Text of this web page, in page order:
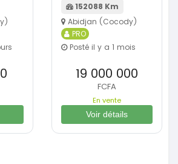
152088 Km
Abidjan (Cocody)
PRO
Posté il y a 1 mois
19 000 000
FCFA
En vente
Voir détails